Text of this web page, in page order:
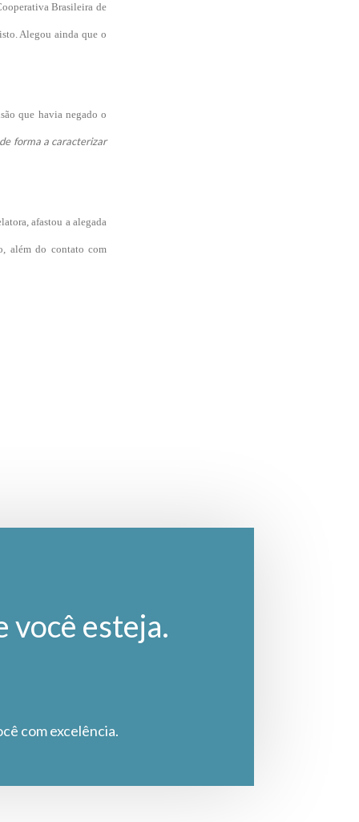
Brasileira de
Alegou ainda que o
que havia negado o
forma a caracterizar
afastou a alegada
além do contato com
você esteja.
com excelência.